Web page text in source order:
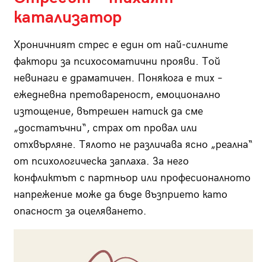
катализатор
Хроничният стрес е един от най-силните
фактори за психосоматични прояви. Той
невинаги е драматичен. Понякога е тих –
ежедневна претовареност, емоционално
изтощение, вътрешен натиск да сме
„достатъчни“, страх от провал или
отхвърляне. Тялото не различава ясно „реална“
от психологическа заплаха. За него
конфликтът с партньор или професионалното
напрежение може да бъде възприето като
опасност за оцеляването.